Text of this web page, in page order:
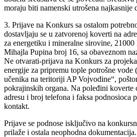
moraju biti namenski utrošena najkasnije
3. Prijave na Konkurs sa ostalom
dostavljaju se u zatvorenoj koverti na
za energetiku i mineralne sirovine,
Mihajla Pupina broj 16, sa obaveznom
Ne otvarati-prijava na Konkurs za
energije za pripremu tople potrošne
učenika na teritoriji AP Vojvodine“,
pokrajinskih organa. Na poleđini koverte
adresu i broj telefona i faksa podnosioca
kontakt.
Prijave se podnose isključivo na
prilaže i ostala neophodna dokumentacija.